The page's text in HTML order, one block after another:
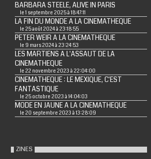
BARBARA STEELE, ALIVE IN PARIS
le 1 septembre 2025 à 18:47:11
LA FIN DU MONDE A LA CINEMATHEQUE
le 25 août 2024 à 23:18:55
PETER WEIR A LA CINEMATHEQUE
le 9 mars 2024 à 23:24:53
LES MARTIENS A L'ASSAUT DE LA
CINEMATHEQUE
le 22 novembre 2023 à 22:04:00
CINEMATHEQUE : LE MEXIQUE, C'EST
FANTASTIQUE
le 25 octobre 2023 à 14:04:03
MODE EN JAUNE A LA CINEMATHEQUE
le 20 septembre 2023 à 13:28:09
ZINES